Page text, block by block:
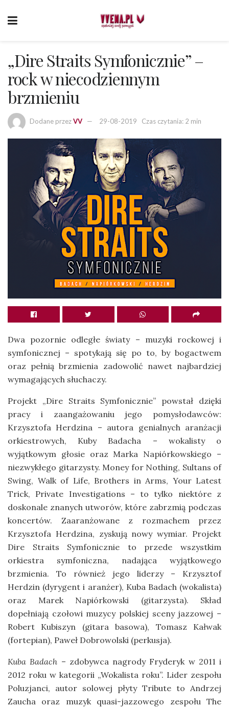
„Dire Straits Symfonicznie” –
rock w niecodziennym
brzmieniu
Dodane przezVV 29-08-2019 Czas czytania: 2 min
Dwa pozornie odległe światy – muzyki rockowej i
symfonicznej – spotykają się po to, by bogactwem
oraz pełnią brzmienia zadowolić nawet najbardziej
wymagających słuchaczy.
Projekt „Dire Straits Symfonicznie” powstał dzięki
pracy i zaangażowaniu jego pomysłodawców:
Krzysztofa Herdzina – autora genialnych aranżacji
orkiestrowych, Kuby Badacha – wokalisty o
wyjątkowym głosie oraz Marka Napiórkowskiego –
niezwykłego gitarzysty. Money for Nothing, Sultans of
Swing, Walk of Life, Brothers in Arms, Your Latest
Trick, Private Investigations – to tylko niektóre z
doskonale znanych utworów, które zabrzmią podczas
koncertów. Zaaranżowane z rozmachem przez
Krzysztofa Herdzina, zyskują nowy wymiar. Projekt
Dire Straits Symfonicznie to przede wszystkim
orkiestra symfoniczna, nadająca wyjątkowego
brzmienia. To również jego liderzy – Krzysztof
Herdzin (dyrygent i aranżer), Kuba Badach (wokalista)
oraz Marek Napiórkowski (gitarzysta). Skład
dopełniają czołowi muzycy polskiej sceny jazzowej –
Robert Kubiszyn (gitara basowa), Tomasz Kałwak
(fortepian), Paweł Dobrowolski (perkusja).
Kuba Badach – zdobywca nagrody Fryderyk w 2011 i
2012 roku w kategorii „Wokalista roku”. Lider zespołu
Poluzjanci, autor solowej płyty Tribute to Andrzej
Zaucha oraz muzyk quasi-jazzowego zespołu The